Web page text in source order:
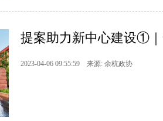
提案助力新中心建设①
2023-04-06 09:55:59 来源: 余杭政协